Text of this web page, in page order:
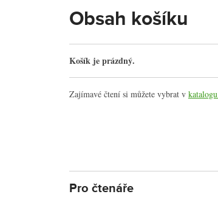
Obsah košíku
Košík je prázdný.
Zajímavé čtení si můžete vybrat v
Pro čtenáře